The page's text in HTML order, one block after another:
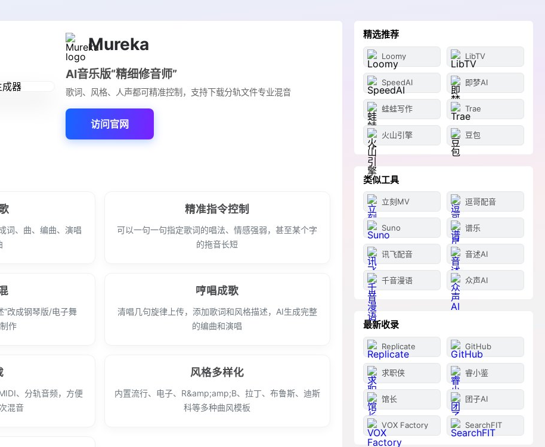
Mureka
AI音乐版“精细修音师”
歌词、风格、人声都可精准控制，支持下载分轨文件专业混音
访问官网
词、曲、编曲、演唱
精准指令控制
可以一句一句指定歌词的唱法、情感强弱，甚至某个字
的拖音长短
“改成钢琴版/电子舞
作
哼唱成歌
清唱几句旋律上传，添加歌词和风格描述，AI生成完整
的编曲和演唱
、分轨音频，方便
混音
风格多样化
内置流行、电子、R&amp;amp;B、拉丁、布鲁斯、迪斯
科等多种曲风模板
精选推荐
Loomy LibTV
SpeedAI 即梦AI
蛙蛙写作 Trae
火山引擎 豆包
类似工具
立刻MV 逗哥配音
Suno 谱乐
讯飞配音 音述AI
千音漫语 众声AI
最新收录
Replicate GitHub
求职侠 睿小鉴
馆长 团子AI
VOX Factory SearchFIT